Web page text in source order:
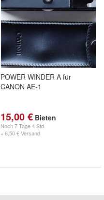
POWER WINDER A für
CANON AE-1
15,00 € Bieten
Noch7 Tage 4 Std.
+ 6,50 € Versand